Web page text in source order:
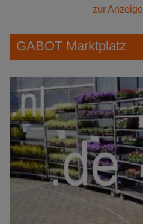
zur Anzeige
GABOT Marktplatz